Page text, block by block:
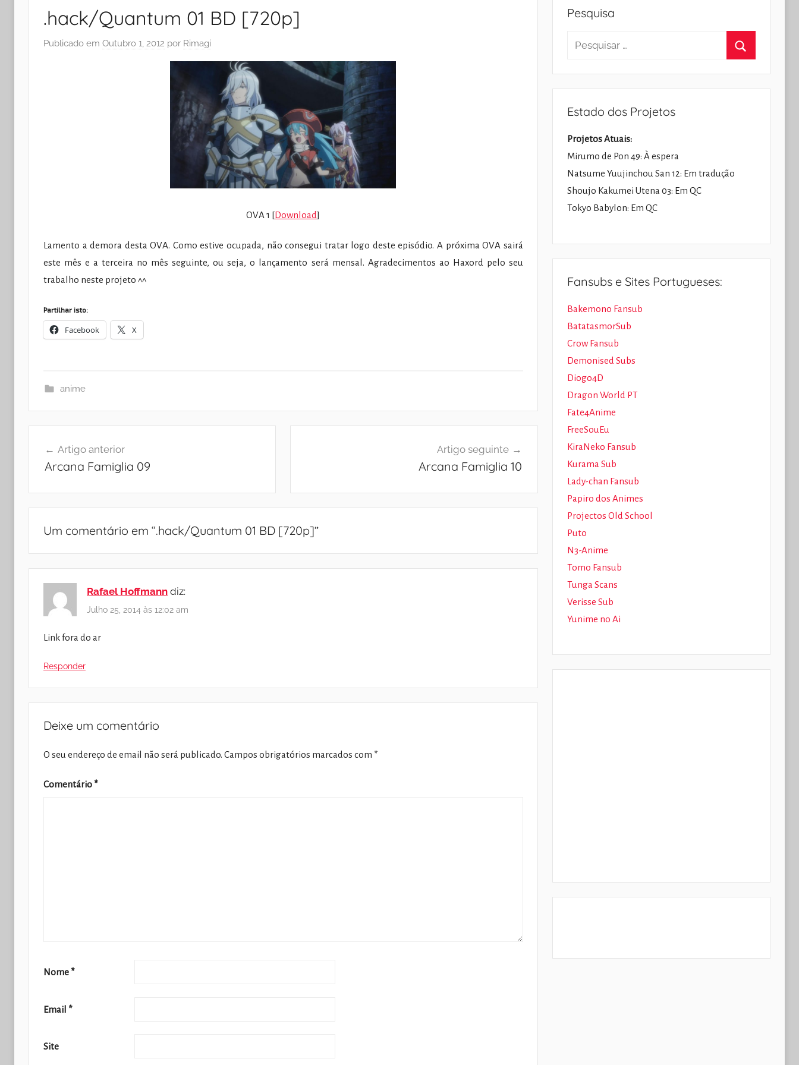
.hack/Quantum 01 BD [720p]
Publicado em Outubro 1, 2012 por Rimagi
OVA 1 [Download]
Lamento a demora desta OVA. Como estive ocupada, não consegui tratar logo deste episódio. A próxima OVA sairá
este mês e a terceira no mês seguinte, ou seja, o lançamento será mensal. Agradecimentos ao Haxord pelo seu
trabalho neste projeto ^^
Partilhar isto:
Facebook X
anime
Artigo anterior
Arcana Famiglia 09
Artigo seguinte
Arcana Famiglia 10
Um comentário em “.hack/Quantum 01 BD [720p]”
Rafael Hoffmann diz:
Julho 25, 2014 às 12:02 am
Link fora do ar
Responder
Deixe um comentário
O seu endereço de email não será publicado. Campos obrigatórios marcados com *
Comentário *
Nome *
Email *
Site
Pesquisa
Pesquisar
Estado dos Projetos
Projetos Atuais:
Mirumo de Pon 49: À espera
Natsume Yuujinchou San 12: Em tradução
Shoujo Kakumei Utena 03: Em QC
Tokyo Babylon: Em QC
Fansubs e Sites Portugueses:
Bakemono Fansub
BatatasmorSub
Crow Fansub
Demonised Subs
Diogo4D
Dragon World PT
Fate4Anime
FreeSouEu
KiraNeko Fansub
Kurama Sub
Lady-chan Fansub
Papiro dos Animes
Projectos Old School
Puto
N3-Anime
Tomo Fansub
Tunga Scans
Verisse Sub
Yunime no Ai